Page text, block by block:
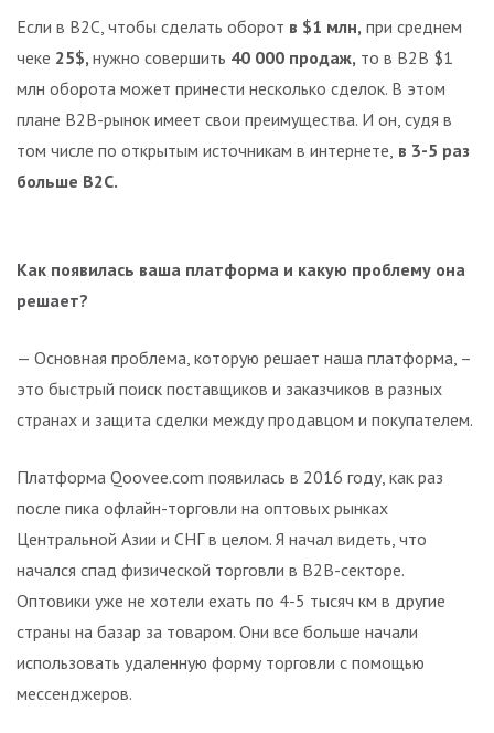
Если в B2C, чтобы сделать оборот в $1 млн, при среднем
чеке 25$, нужно совершить 40 000 продаж, то в B2B $1
млн оборота может принести несколько сделок. В этом
плане B2B-рынок имеет свои преимущества. И он, судя в
том числе по открытым источникам в интернете, в 3-5 раз
больше B2C.
Как появилась ваша платформа и какую проблему она
решает?
— Основная проблема, которую решает наша платформа, –
это быстрый поиск поставщиков и заказчиков в разных
странах и защита сделки между продавцом и покупателем.
Платформа Qoovee.com появилась в 2016 году, как раз
после пика офлайн-торговли на оптовых рынках
Центральной Азии и СНГ в целом. Я начал видеть, что
начался спад физической торговли в B2B-секторе.
Оптовики уже не хотели ехать по 4-5 тысяч км в другие
страны на базар за товаром. Они все больше начали
использовать удаленную форму торговли с помощью
мессенджеров.